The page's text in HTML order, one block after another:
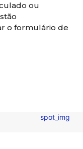
ou
o formulário de